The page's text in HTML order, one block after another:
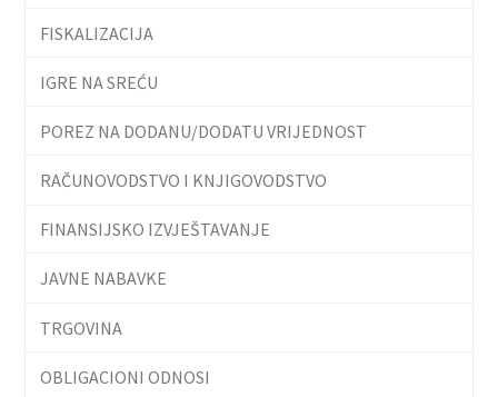
FISKALIZACIJA
IGRE NA SREĆU
POREZ NA DODANU/DODATU VRIJEDNOST
RAČUNOVODSTVO I KNJIGOVODSTVO
FINANSIJSKO IZVJEŠTAVANJE
JAVNE NABAVKE
TRGOVINA
OBLIGACIONI ODNOSI